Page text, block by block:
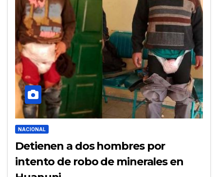
NACIONAL
Detienen a dos hombres por
intento de robo de minerales en